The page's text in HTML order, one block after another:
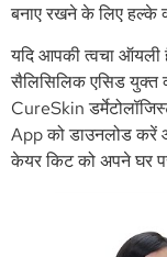
बनाए रखने के लिए हल्के
यदि आपकी त्वचा
सैलिसिलिक एसिड युक्त
CureSkin
App को डाउनलोड करें
केयर किट को अपने घर